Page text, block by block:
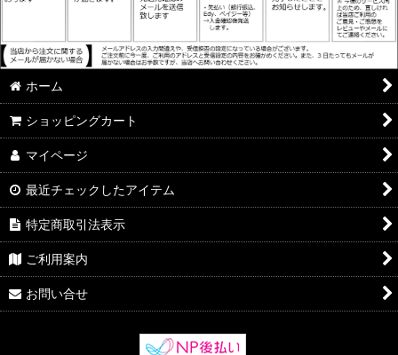
ホーム
ショッピングカート
マイページ
最近チェックしたアイテム
特定商取引法表示
ご利用案内
お問い合せ